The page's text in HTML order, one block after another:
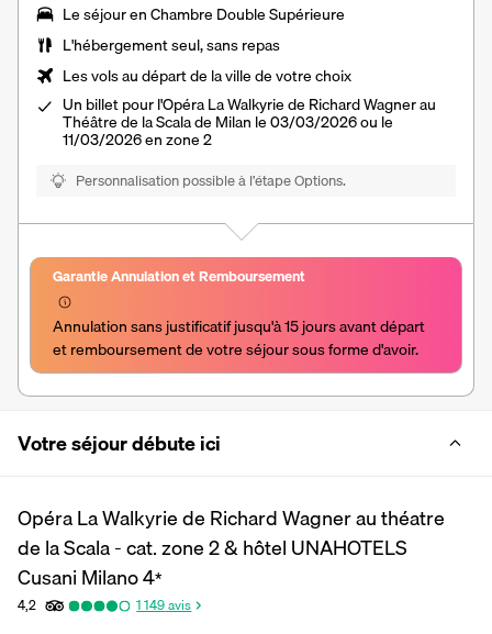
Le séjour enChambre Double Supérieure
L'hébergement seul, sans repas
Les vols au départ de la ville de votre choix
Un billet pour l'Opéra La Walkyrie de Richard Wagner au
Théâtre de la Scala de Milan le 03/03/2026 ou le
11/03/2026 en zone 2
Personnalisation possible à l’étape Options.
Garantie Annulation et Remboursement
Annulation sans justificatif jusqu'à 15 jours avant départ
et remboursement de votre séjour sous forme d'avoir.
Votre séjour débute ici
Opéra La Walkyrie de Richard Wagner au théatre
de la Scala - cat. zone 2 & hôtel UNAHOTELS
Cusani Milano4*
4,2 1 149avis